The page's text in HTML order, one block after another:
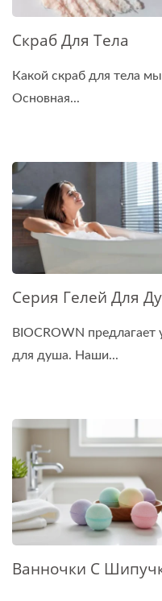
Скраб Для Тела
Какой скраб для тела
Основная...
Серия Гелей Для
BIOCROWN
для душа. Наши...
Ванночки С